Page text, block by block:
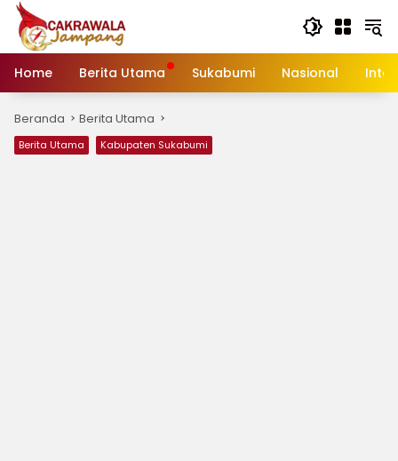
Langsung
konten
Home
Berita Utama Sukabumi Nasional
Beranda Berita Utama
Berita Utama Kabupaten Sukabumi